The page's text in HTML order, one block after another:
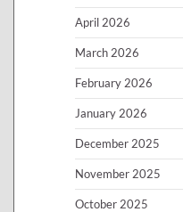
April 2026
March 2026
February 2026
January 2026
December 2025
November 2025
October 2025